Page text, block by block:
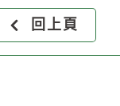
回上頁